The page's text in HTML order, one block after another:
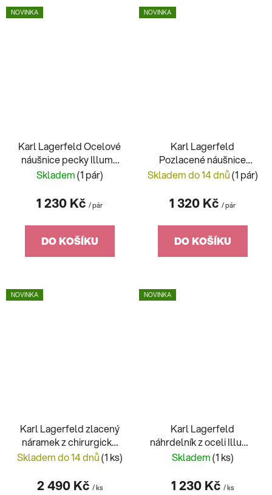
NOVINKA
Karl Lagerfeld Ocelové
náušnice pecky Illume
KLBJX17
Skladem(1 pár)
1 230 Kč / pár
DO KOŠÍKU
NOVINKA
Karl Lagerfeld
Pozlacené náušnice
pecky Illume KLBJX16
Skladem do 14 dnů(1 pár)
1 320 Kč / pár
DO KOŠÍKU
NOVINKA
Karl Lagerfeld zlacený
náramek z chirurgické
oceli KLBJX10
Skladem do 14 dnů(1 ks)
2 490 Kč / ks
NOVINKA
Karl Lagerfeld
náhrdelník z oceli Illume
KLBJX07
Skladem(1 ks)
1 230 Kč / ks